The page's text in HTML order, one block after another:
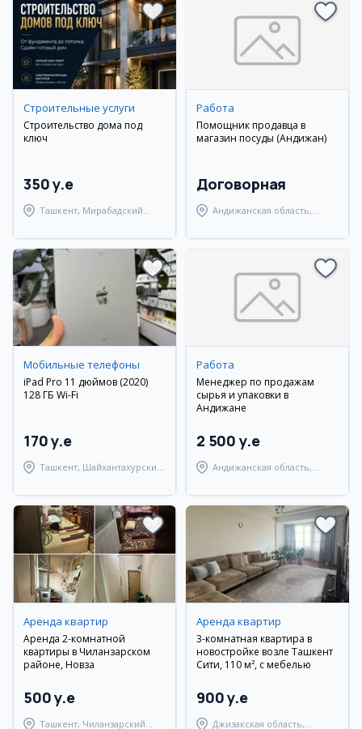
Cтроительные услуги
Строительство дома под
ключ
350 y.e
Ташкент, Мирабадский
Работа
Помощник продавца в
магазин посуды (Андижан)
Договорная
Андижанская область,
Мобильные телефоны
iPad Pro 11 дюймов (2020)
128 ГБ Wi-Fi
170 y.e
Ташкент, Шайхантахурский
Работа
Менеджер по продажам
сырья и упаковки в
Андижане
2 500 y.e
Андижанская область,
Аренда квартир
Аренда 2-комнатной
квартиры в Чиланзарском
районе, Новза
500 y.e
Ташкент, Чиланзарский
Аренда квартир
3-комнатная квартира в
новостройке возле Ташкент
Сити, 110 м², с мебелью
900 y.e
Джизакская область,